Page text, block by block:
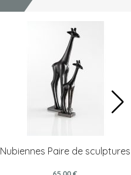
Nubiennes Paire de sculptures